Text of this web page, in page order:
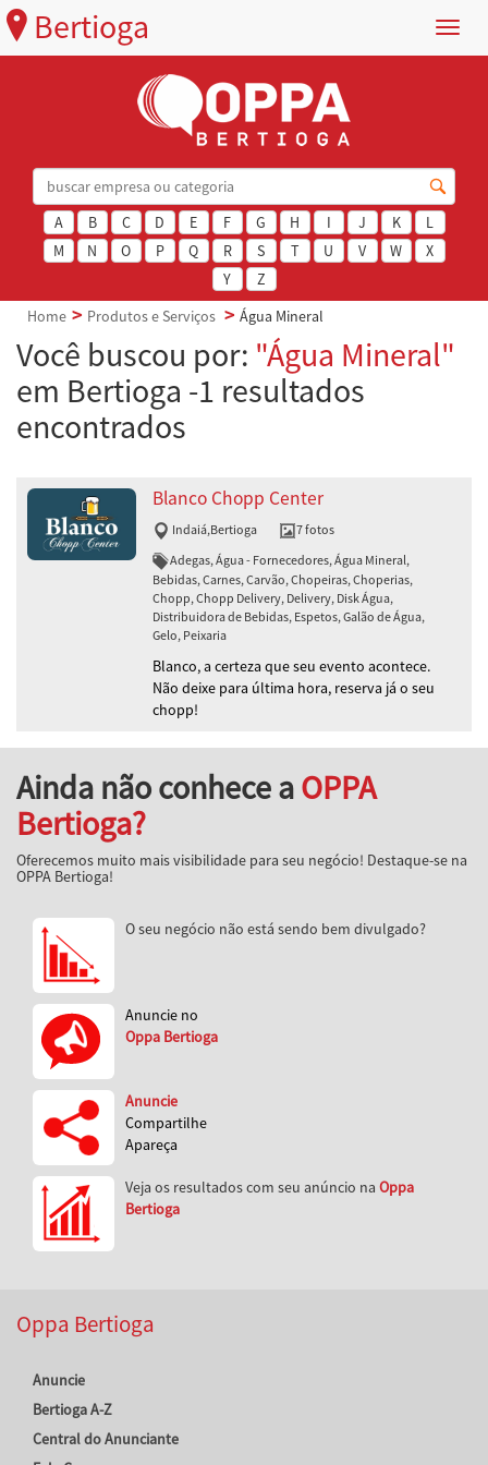
Menu
Bertioga
A B C D E F G H I J K
L
M
N O P Q R S T U V W
X
Y
Z
Home
Produtos e Serviços Água Mineral
Você buscou por: "Água Mineral"
em Bertioga -1 resultados
encontrados
Blanco Chopp Center
Indaiá,Bertioga
7 fotos
Adegas, Água - Fornecedores, Água Mineral,
Bebidas, Carnes, Carvão, Chopeiras, Choperias,
Chopp, Chopp Delivery, Delivery, Disk Água,
Distribuidora de Bebidas, Espetos, Galão de Água,
Gelo, Peixaria
Blanco, a certeza que seu evento acontece.
Não deixe para última hora, reserva já o seu
chopp!
Ainda não conhece aOPPA
Bertioga?
Oferecemos muito mais visibilidade para seu negócio! Destaque-se na
OPPA Bertioga!
O seu negócio não está sendo bem divulgado?
Anuncie no
Oppa Bertioga
Anuncie
Compartilhe
Apareça
Veja os resultados com seu anúncio na Oppa
Bertioga
Oppa Bertioga
Anuncie
Bertioga A-Z
Central do Anunciante